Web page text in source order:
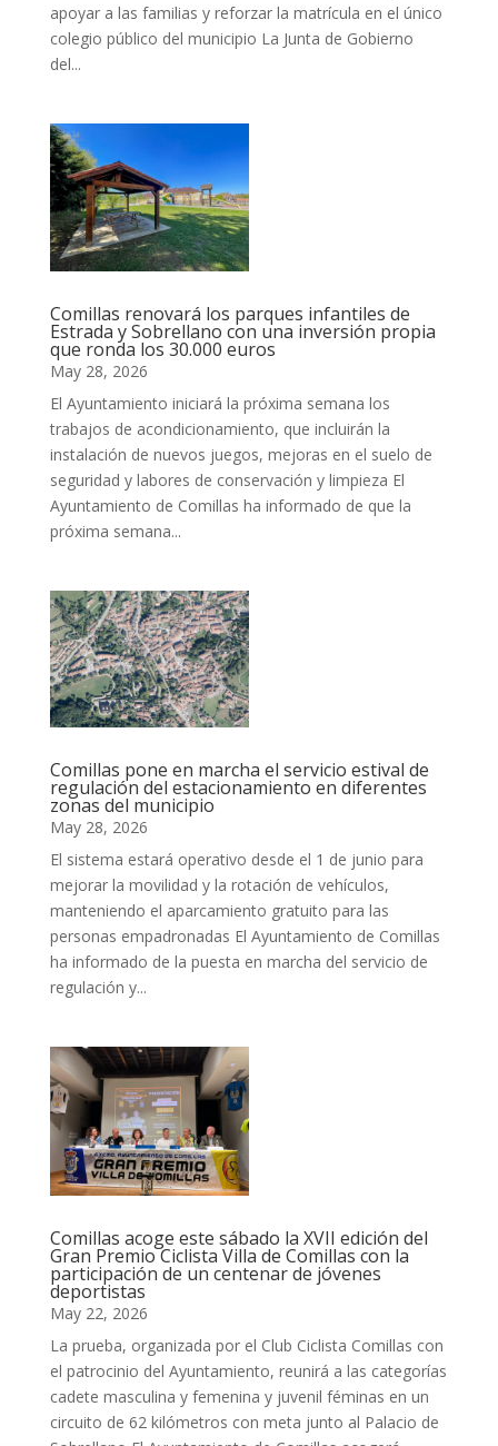
apoyar a las familias y reforzar la matrícula en el único
colegio público del municipio La Junta de Gobierno
del...
Comillas renovará los parques infantiles de
Estrada y Sobrellano con una inversión propia
que ronda los 30.000 euros
May 28, 2026
El Ayuntamiento iniciará la próxima semana los
trabajos de acondicionamiento, que incluirán la
instalación de nuevos juegos, mejoras en el suelo de
seguridad y labores de conservación y limpieza El
Ayuntamiento de Comillas ha informado de que la
próxima semana...
Comillas pone en marcha el servicio estival de
regulación del estacionamiento en diferentes
zonas del municipio
May 28, 2026
El sistema estará operativo desde el 1 de junio para
mejorar la movilidad y la rotación de vehículos,
manteniendo el aparcamiento gratuito para las
personas empadronadas El Ayuntamiento de Comillas
ha informado de la puesta en marcha del servicio de
regulación y...
Comillas acoge este sábado la XVII edición del
Gran Premio Ciclista Villa de Comillas con la
participación de un centenar de jóvenes
deportistas
May 22, 2026
La prueba, organizada por el Club Ciclista Comillas con
el patrocinio del Ayuntamiento, reunirá a las categorías
cadete masculina y femenina y juvenil féminas en un
circuito de 62 kilómetros con meta junto al Palacio de